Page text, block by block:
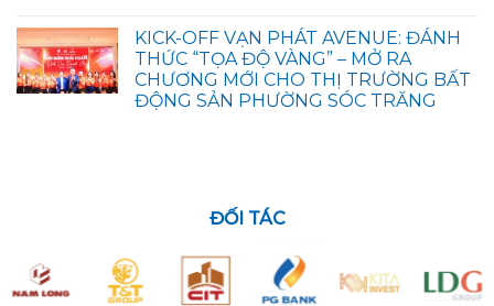
KICK-OFF VẠN PHÁT AVENUE: ĐÁNH
THỨC “TỌA ĐỘ VÀNG” – MỞ RA
CHƯƠNG MỚI CHO THỊ TRƯỜNG BẤT
ĐỘNG SẢN PHƯỜNG SÓC TRĂNG
ĐỐI TÁC